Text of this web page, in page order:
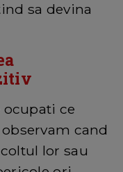
sa devina
ce
cand
lor sau